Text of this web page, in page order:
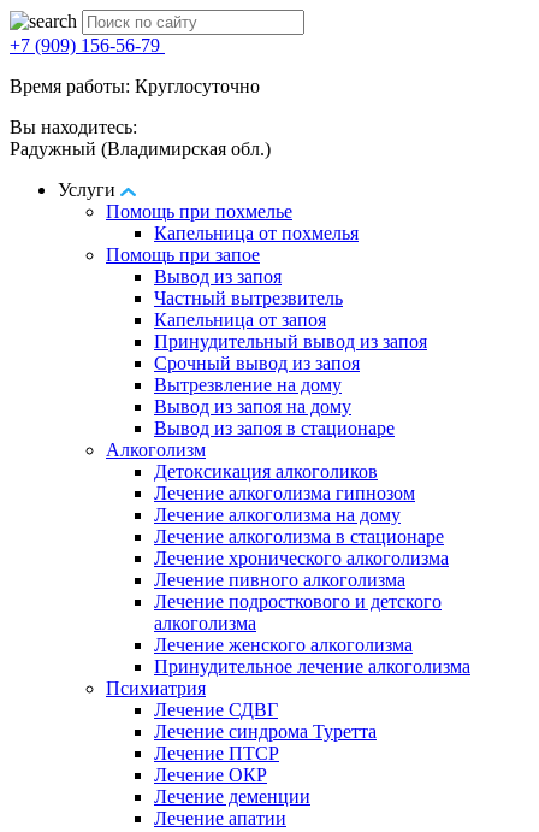
+7 (909) 156-56-79
Время работы: Круглосуточно
Вы находитесь:
Радужный (Владимирская обл.)
Услуги
Помощь при похмелье
Капельница от похмелья
Помощь при запое
Вывод из запоя
Частный вытрезвитель
Капельница от запоя
Принудительный вывод из запоя
Срочный вывод из запоя
Вытрезвление на дому
Вывод из запоя на дому
Вывод из запоя в стационаре
Алкоголизм
Детоксикация алкоголиков
Лечение алкоголизма гипнозом
Лечение алкоголизма на дому
Лечение алкоголизма в стационаре
Лечение хронического алкоголизма
Лечение пивного алкоголизма
Лечение подросткового и детского
алкоголизма
Лечение женского алкоголизма
Принудительное лечение алкоголизма
Психиатрия
Лечение СДВГ
Лечение синдрома Туретта
Лечение ПТСР
Лечение ОКР
Лечение деменции
Лечение апатии